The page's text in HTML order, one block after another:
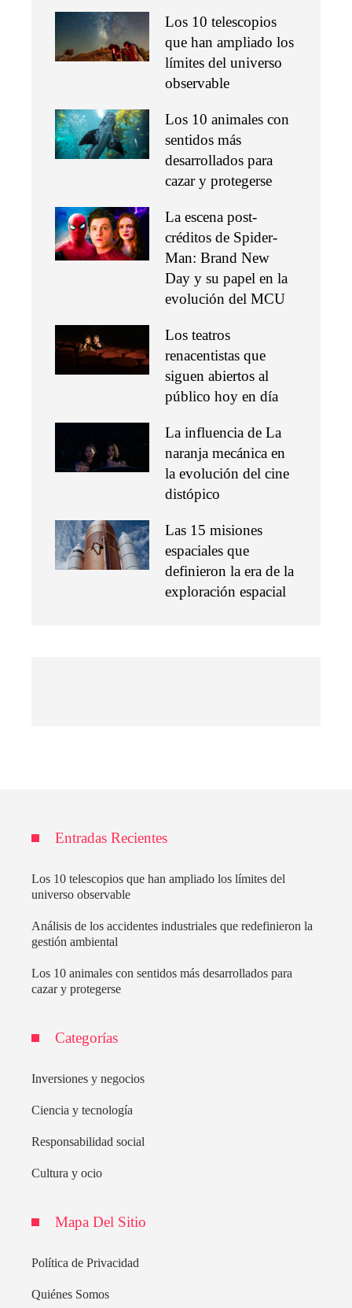
Los 10 telescopios
que han ampliado los
límites del universo
observable
Los 10 animales con
sentidos más
desarrollados para
cazar y protegerse
La escena post-
créditos de Spider-
Man: Brand New
Day y su papel en la
evolución del MCU
Los teatros
renacentistas que
siguen abiertos al
público hoy en día
La influencia de La
naranja mecánica en
la evolución del cine
distópico
Las 15 misiones
espaciales que
definieron la era de la
exploración espacial
Entradas Recientes
Los 10 telescopios que han ampliado los límites del
universo observable
Análisis de los accidentes industriales que redefinieron la
gestión ambiental
Los 10 animales con sentidos más desarrollados para
cazar y protegerse
Categorías
Inversiones y negocios
Ciencia y tecnología
Responsabilidad social
Cultura y ocio
Mapa Del Sitio
Política de Privacidad
Quiénes Somos